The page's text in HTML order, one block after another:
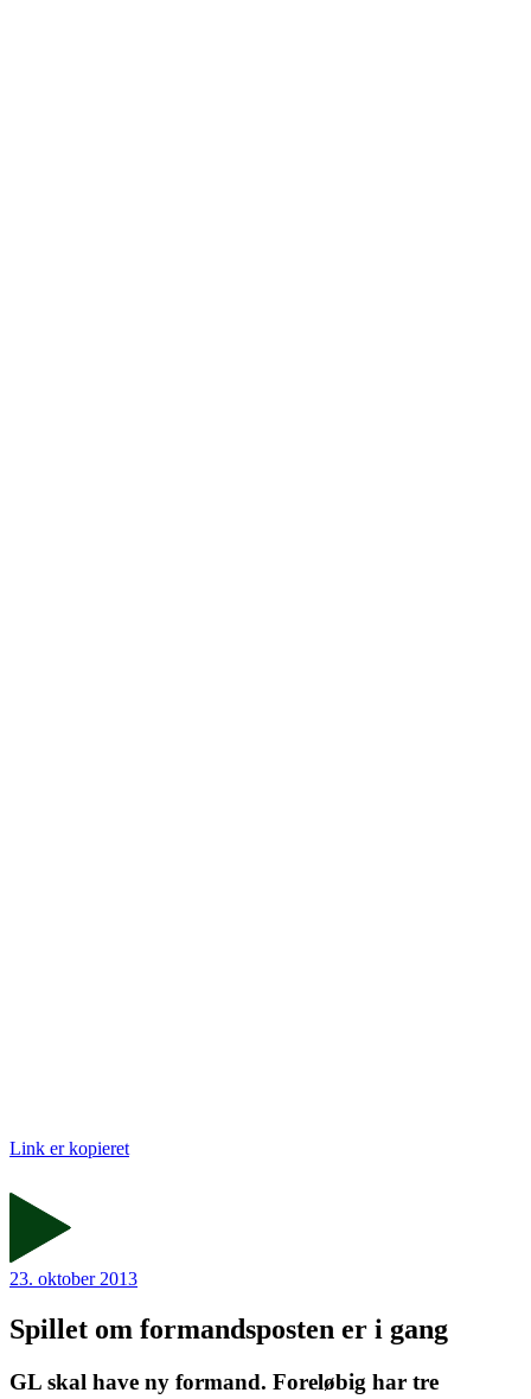
Link er kopieret
23. oktober 2013
Spillet om formandsposten er i gang
GL skal have ny formand. Foreløbig har tre